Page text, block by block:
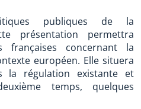
publiques de la
présentation permettra
françaises concernant la
européen. Elle situera
la régulation existante et
temps, quelques